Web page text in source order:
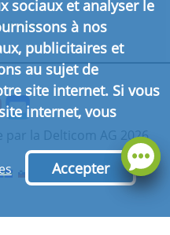
plus.
la Delticom AG 2026
sociaux et analyser le
à nos
publicitaires et
au sujet de
site internet. Si vous
internet, vous
Accepter